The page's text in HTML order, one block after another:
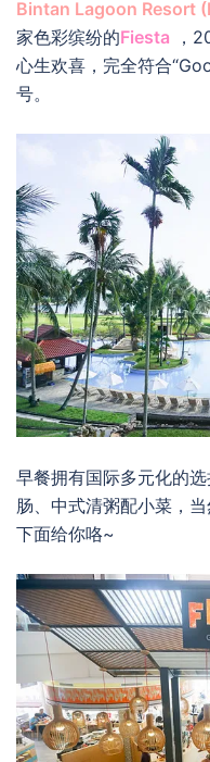
Bintan Lagoon Resort
家色彩缤纷的Fiesta ，
心生欢喜，完全符合
号。
早餐拥有国际多元化的
肠、中式清粥配小菜，
下面给你咯~